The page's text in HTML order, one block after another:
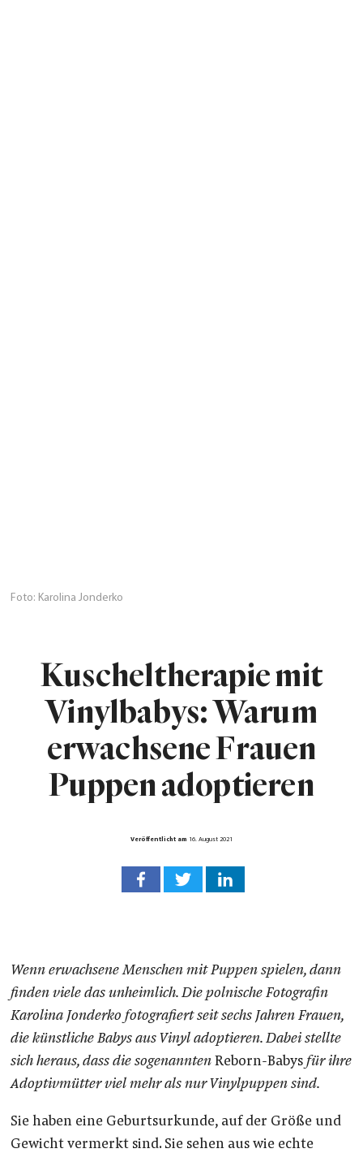
Foto: Karolina Jonderko
Kuscheltherapie mit
Vinylbabys: Warum
erwachsene Frauen
Puppen adoptieren
Veröffentlicht am 16. August 2021
Wenn erwachsene Menschen mit Puppen spielen, dann
finden viele das unheimlich. Die polnische Fotografin
Karolina Jonderko fotografiert seit sechs Jahren Frauen,
die künstliche Babys aus Vinyl adoptieren. Dabei stellte
sich heraus, dass die sogenannten Reborn-Babysfür ihre
Adoptivmütter viel mehr als nur Vinylpuppen sind.
Sie haben eine Geburtsurkunde, auf der Größe und
Gewicht vermerkt sind. Sie sehen aus wie echte